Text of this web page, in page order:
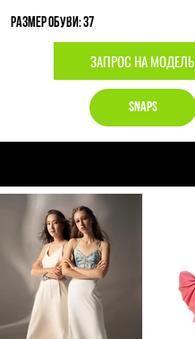
Размер обуви: 37
ЗАПРОС НА МОДЕЛЬ
Snaps